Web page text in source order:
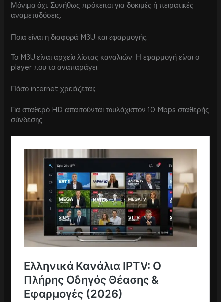
Μόνιμα όχι. Συνήθως πρόκειται για δοκιμές ή πειρατικές
αναμεταδόσεις.
Ποια είναι η διαφορά M3U και εφαρμογής;
Το M3U είναι αρχείο λίστας καναλιών. Η εφαρμογή είναι ο
player που το αναπαράγει.
Πόσο internet χρειάζεται;
Για σταθερό HD απαιτούνται τουλάχιστον 10 Mbps σταθερής
σύνδεσης.